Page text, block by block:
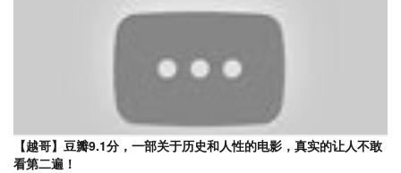
【越哥】豆瓣9.1分，一部关于历史和人性的电影，真实的让人不敢
看第二遍！